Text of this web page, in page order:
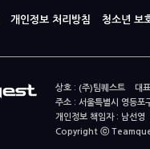
개인정보 처리방침 청소년 보
상호 : (주)팀퀘스트 대
주소 : 서울특별시 영등
개인정보 책임자 : 남
Copyright ⓒ